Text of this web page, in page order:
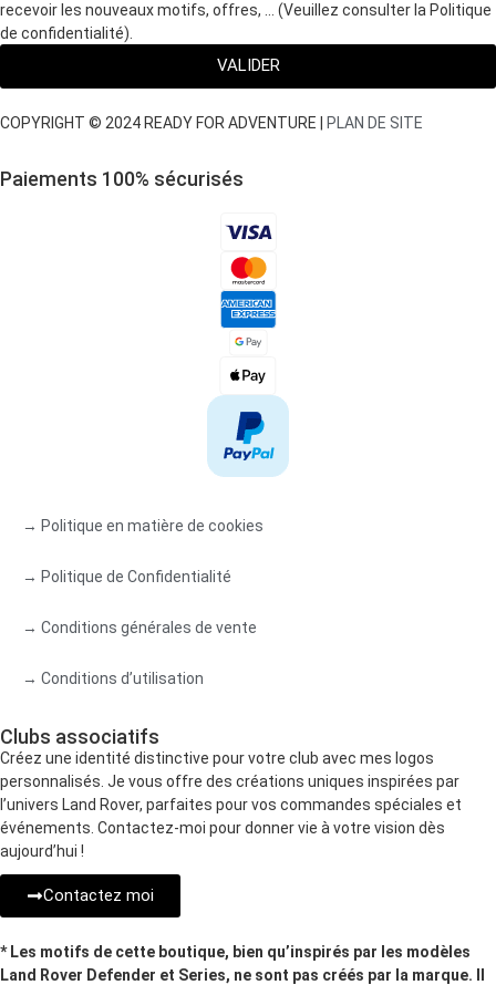
recevoir les nouveaux motifs, offres, … (Veuillez consulter la Politique
de confidentialité).
VALIDER
COPYRIGHT © 2024 READY FOR ADVENTURE | PLAN DE SITE
Paiements 100% sécurisés
→ Politique en matière de cookies
→ Politique de Confidentialité
→ Conditions générales de vente
→ Conditions d’utilisation
Clubs associatifs
Créez une identité distinctive pour votre club avec mes logos
personnalisés. Je vous offre des créations uniques inspirées par
l’univers Land Rover, parfaites pour vos commandes spéciales et
événements. Contactez-moi pour donner vie à votre vision dès
aujourd’hui !
Contactez moi
* Les motifs de cette boutique, bien qu’inspirés par les modèles
Land Rover Defender et Series, ne sont pas créés par la marque. Il